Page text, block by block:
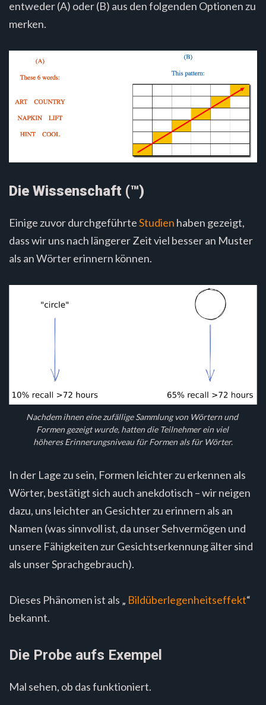
entweder (A) oder (B) aus den folgenden Optionen zu
merken.
Die Wissenschaft (™)
Einige zuvor durchgeführteStudien haben gezeigt,
dass wir uns nach längerer Zeit viel besser an Muster
als an Wörter erinnern können.
Nachdem ihnen eine zufällige Sammlung von Wörtern und
Formen gezeigt wurde, hatten die Teilnehmer ein viel
höheres Erinnerungsniveau für Formen als für Wörter.
In der Lage zu sein, Formen leichter zu erkennen als
Wörter, bestätigt sich auch anekdotisch – wir neigen
dazu, uns leichter an Gesichter zu erinnern als an
Namen (was sinnvoll ist, da unser Sehvermögen und
unsere Fähigkeiten zur Gesichtserkennung älter sind
als unser Sprachgebrauch).
Dieses Phänomen ist als „ Bildüberlegenheitseffekt“
bekannt.
Die Probe aufs Exempel
Mal sehen, ob das funktioniert.